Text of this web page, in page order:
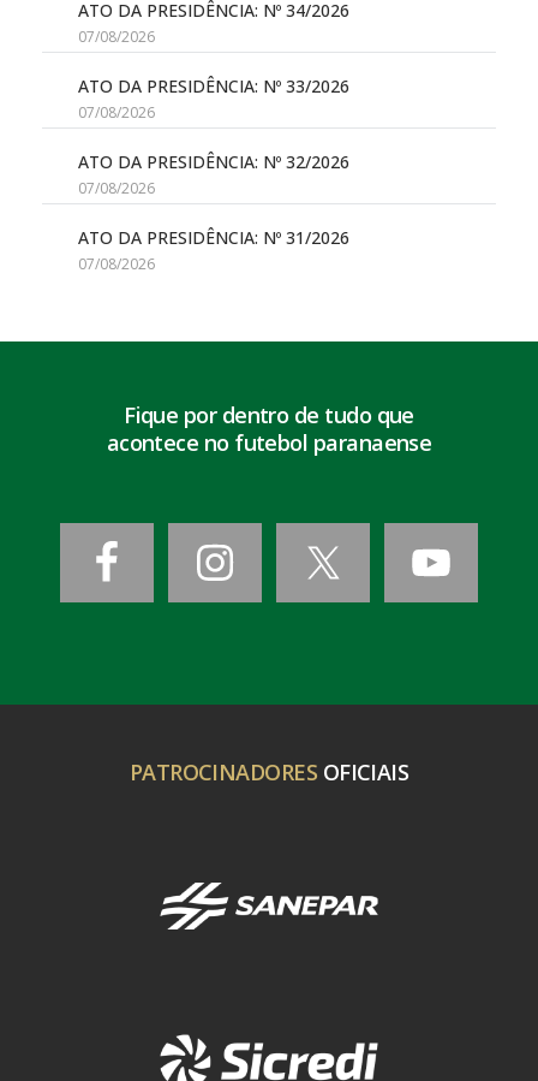
ATO DA PRESIDÊNCIA: Nº 34/2026
07/08/2026
ATO DA PRESIDÊNCIA: Nº 33/2026
07/08/2026
ATO DA PRESIDÊNCIA: Nº 32/2026
07/08/2026
ATO DA PRESIDÊNCIA: Nº 31/2026
07/08/2026
Fique por dentro de tudo que
acontece no futebol paranaense
PATROCINADORES OFICIAIS